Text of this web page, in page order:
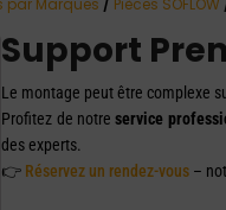
par Marques / Pièces SOFLOW
Support
Le montage peut être complexe
Profitez de notreservice
des experts.
👉 Réservez un rendez-vous –